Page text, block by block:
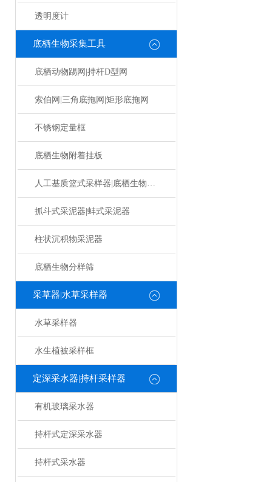
透明度计
底栖生物采集工具
底栖动物踢网|持杆D型网
索伯网|三角底拖网|矩形底拖网
不锈钢定量框
底栖生物附着挂板
人工基质篮式采样器|底栖生物挂板
抓斗式采泥器|蚌式采泥器
柱状沉积物采泥器
底栖生物分样筛
采草器|水草采样器
水草采样器
水生植被采样框
定深采水器|持杆采样器
有机玻璃采水器
持杆式定深采水器
持杆式采水器